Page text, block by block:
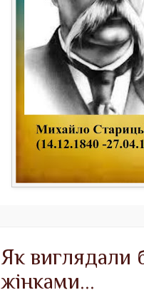
Як виглядали
жінками...